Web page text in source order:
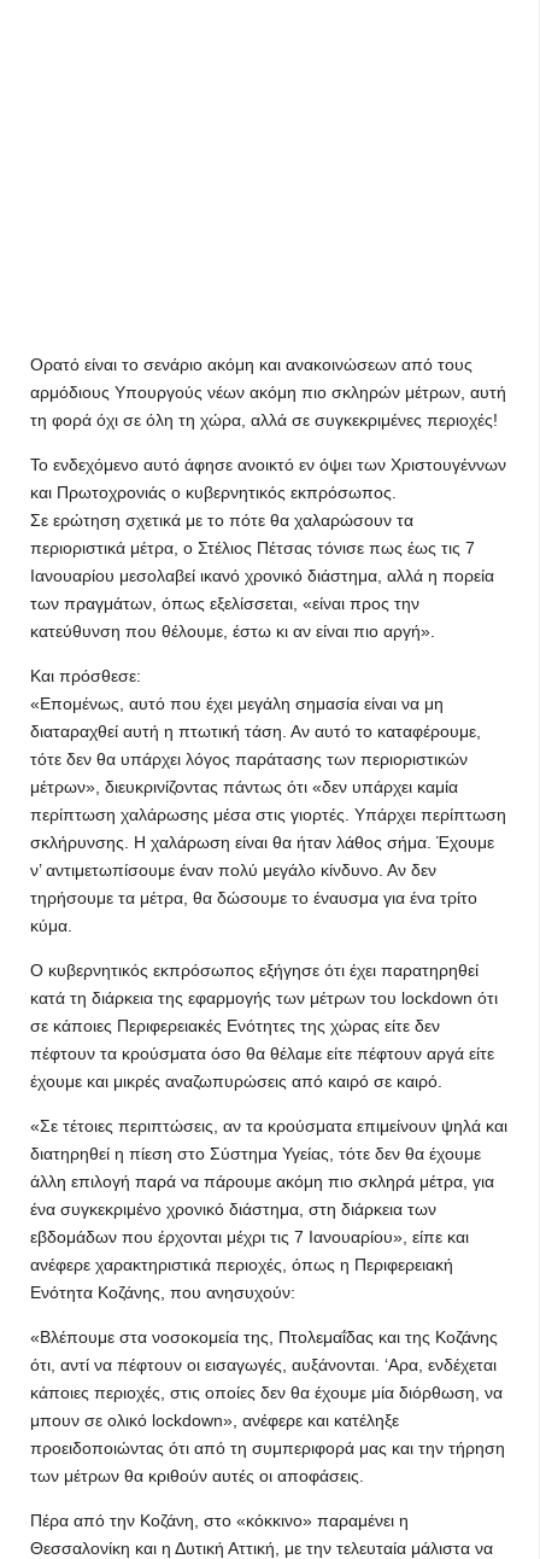
Ορατό είναι το σενάριο ακόμη και ανακοινώσεων από τους
αρμόδιους Υπουργούς νέων ακόμη πιο σκληρών μέτρων, αυτή
τη φορά όχι σε όλη τη χώρα, αλλά σε συγκεκριμένες περιοχές!
Το ενδεχόμενο αυτό άφησε ανοικτό εν όψει των Χριστουγέννων
και Πρωτοχρονιάς ο κυβερνητικός εκπρόσωπος.
Σε ερώτηση σχετικά με το πότε θα χαλαρώσουν τα
περιοριστικά μέτρα, ο Στέλιος Πέτσας τόνισε πως έως τις 7
Ιανουαρίου μεσολαβεί ικανό χρονικό διάστημα, αλλά η πορεία
των πραγμάτων, όπως εξελίσσεται, «είναι προς την
κατεύθυνση που θέλουμε, έστω κι αν είναι πιο αργή».
Και πρόσθεσε:
«Επομένως, αυτό που έχει μεγάλη σημασία είναι να μη
διαταραχθεί αυτή η πτωτική τάση. Αν αυτό το καταφέρουμε,
τότε δεν θα υπάρχει λόγος παράτασης των περιοριστικών
μέτρων», διευκρινίζοντας πάντως ότι «δεν υπάρχει καμία
περίπτωση χαλάρωσης μέσα στις γιορτές. Υπάρχει περίπτωση
σκλήρυνσης. Η χαλάρωση είναι θα ήταν λάθος σήμα. Έχουμε
ν’ αντιμετωπίσουμε έναν πολύ μεγάλο κίνδυνο. Αν δεν
τηρήσουμε τα μέτρα, θα δώσουμε το έναυσμα για ένα τρίτο
κύμα.
Ο κυβερνητικός εκπρόσωπος εξήγησε ότι έχει παρατηρηθεί
κατά τη διάρκεια της εφαρμογής των μέτρων του lockdown ότι
σε κάποιες Περιφερειακές Ενότητες της χώρας είτε δεν
πέφτουν τα κρούσματα όσο θα θέλαμε είτε πέφτουν αργά είτε
έχουμε και μικρές αναζωπυρώσεις από καιρό σε καιρό.
«Σε τέτοιες περιπτώσεις, αν τα κρούσματα επιμείνουν ψηλά και
διατηρηθεί η πίεση στο Σύστημα Υγείας, τότε δεν θα έχουμε
άλλη επιλογή παρά να πάρουμε ακόμη πιο σκληρά μέτρα, για
ένα συγκεκριμένο χρονικό διάστημα, στη διάρκεια των
εβδομάδων που έρχονται μέχρι τις 7 Ιανουαρίου», είπε και
ανέφερε χαρακτηριστικά περιοχές, όπως η Περιφερειακή
Ενότητα Κοζάνης, που ανησυχούν:
«Βλέπουμε στα νοσοκομεία της, Πτολεμαΐδας και της Κοζάνης
ότι, αντί να πέφτουν οι εισαγωγές, αυξάνονται. ‘Αρα, ενδέχεται
κάποιες περιοχές, στις οποίες δεν θα έχουμε μία διόρθωση, να
μπουν σε ολικό lockdown», ανέφερε και κατέληξε
προειδοποιώντας ότι από τη συμπεριφορά μας και την τήρηση
των μέτρων θα κριθούν αυτές οι αποφάσεις.
Πέρα από την Κοζάνη, στο «κόκκινο» παραμένει η
Θεσσαλονίκη και η Δυτική Αττική, με την τελευταία μάλιστα να